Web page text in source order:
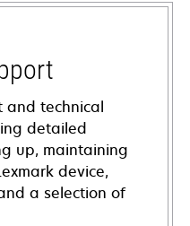
and technical
detailed
up, maintaining
device,
a selection of